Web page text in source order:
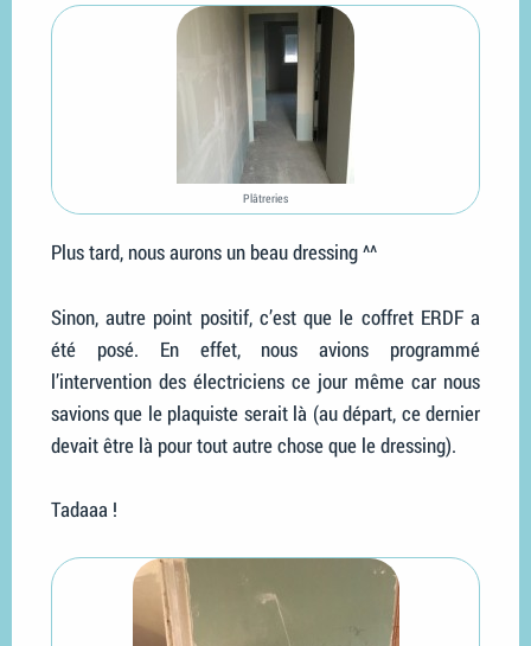
Plâtreries
Plus tard, nous aurons un beau dressing ^^
Sinon, autre point positif, c’est que le coffret ERDF a
été posé. En effet, nous avions programmé
l’intervention des électriciens ce jour même car nous
savions que le plaquiste serait là (au départ, ce dernier
devait être là pour tout autre chose que le dressing).
Tadaaa !